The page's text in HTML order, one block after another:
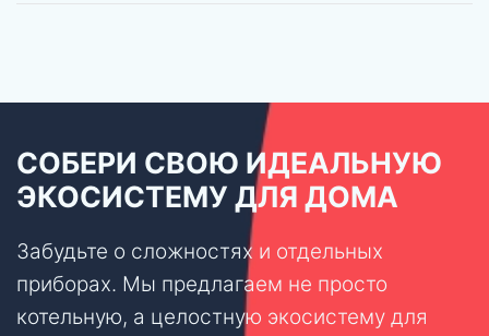
СОБЕРИ СВОЮ ИДЕАЛЬНУЮ
ЭКОСИСТЕМУ ДЛЯ ДОМА
Забудьте о сложностях и отдельных
приборах. Мы предлагаем не просто
котельную, а целостную экосистему для